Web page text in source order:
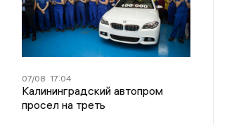
07/08 17:04
Калининградский автопром
просел на треть